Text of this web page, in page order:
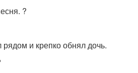
?
и крепко обнял дочь.